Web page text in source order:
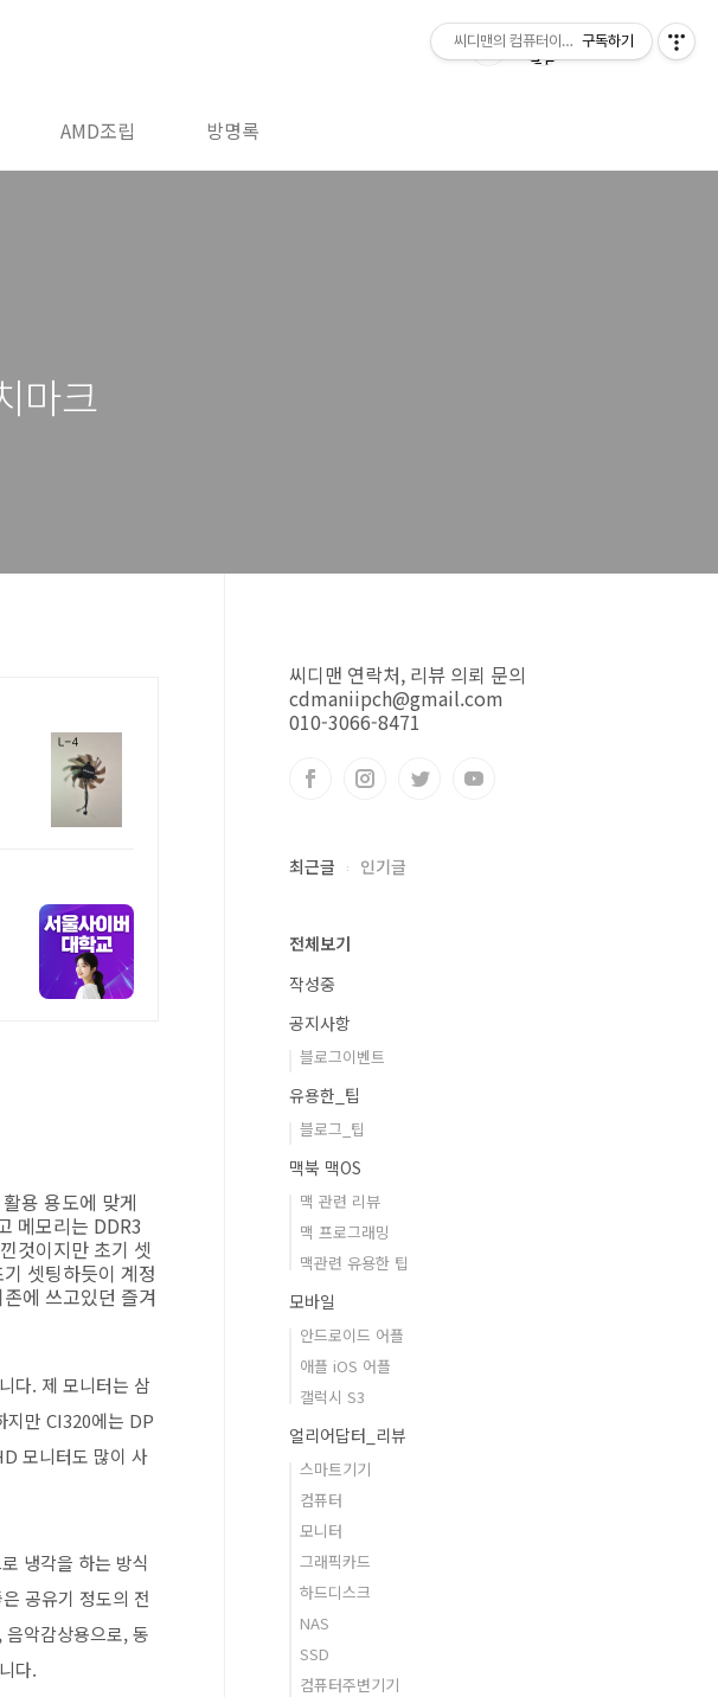
AMD조립 방명록
마크
용 용도에 맞게
메모리는 DDR3
것이지만 초기 셋
셋팅하듯이 계정
에 쓰고있던 즐겨
다. 제 모니터는 삼
만 CI320에는 DP
모니터도 많이 사
냉각을 하는 방식
공유기 정도의 전
악감상용으로, 동
다.
씨디맨 연락처, 리뷰 의뢰 문의
cdmaniipch@gmail.com
010-3066-8471
최근글 인기글
전체보기
작성중
공지사항
블로그이벤트
유용한_팁
블로그_팁
맥북 맥OS
맥 관련 리뷰
맥 프로그래밍
맥관련 유용한 팁
모바일
안드로이드 어플
애플 iOS 어플
갤럭시 S3
얼리어답터_리뷰
스마트기기
컴퓨터
모니터
그래픽카드
하드디스크
NAS
SSD
컴퓨터주변기기
씨디맨의 컴퓨터이야기구독하기